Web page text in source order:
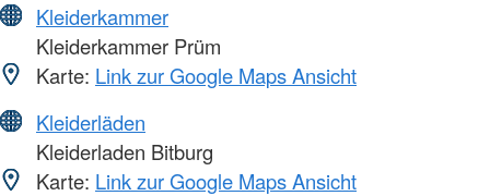
Kleiderkammer
Kleiderkammer Prüm
Karte: Link zur Google Maps Ansicht
Kleiderläden
Kleiderladen Bitburg
Karte: Link zur Google Maps Ansicht